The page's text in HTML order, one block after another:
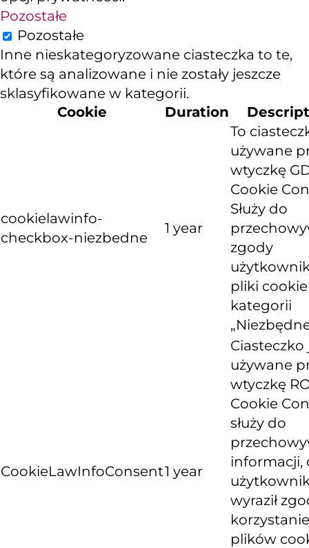
Pozostałe
Pozostałe
Inne nieskategoryzowane ciasteczka to te,
które są analizowane i nie zostały jeszcze
sklasyfikowane w kategorii.
Cookie
Duration
cookielawinfo-
checkbox-niezbedne
1 year
To
używane
wtyczkę
Cookie
Służy do
zgody
pliki
kategorii
CookieLawInfoConsent1 year
Ciasteczko
używane
wtyczkę
Cookie
służy do
informacji,
wyraził
plików